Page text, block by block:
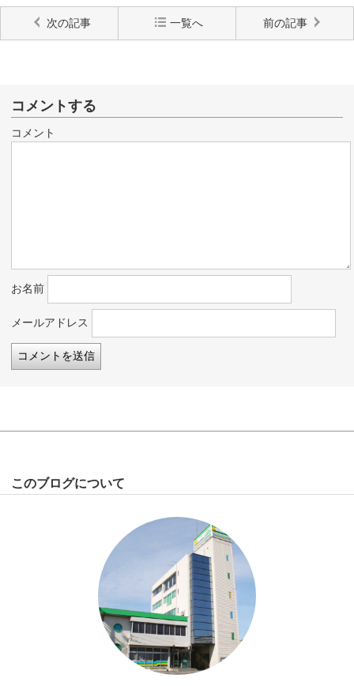
次の記事 一覧へ 前の記事
コメントする
コメント
お名前
メールアドレス
このブログについて